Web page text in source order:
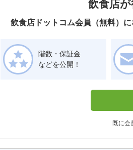
飲食店
飲食店ドットコム会員（無料）に
階数・保証金
などを公開！
既に会